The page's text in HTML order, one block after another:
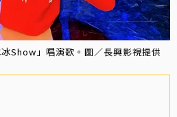
Show」唱演歌。圖／長興影視提供